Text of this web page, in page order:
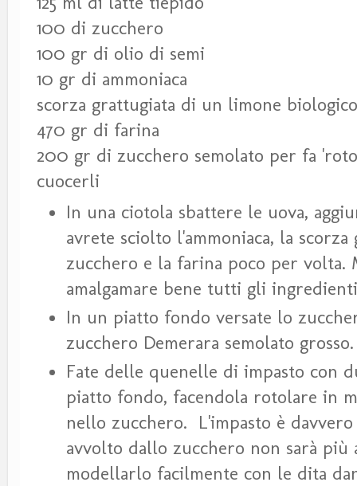
100 di zucchero
100 gr di olio di semi
10 gr di ammoniaca
scorza grattugiata di un limone biologico
470 gr di farina
200 gr di zucchero semolato per fa
cuocerli
In una ciotola sbattere le uova,
avrete sciolto l'ammoniaca, la
zucchero e la farina poco per
amalgamare bene tutti gli
In un piatto fondo versate lo
zucchero Demerara semolato
Fate delle quenelle di impasto con
piatto fondo, facendola rotolare in
nello zucchero. L'impasto è
avvolto dallo zucchero non sarà
modellarlo facilmente con le dita